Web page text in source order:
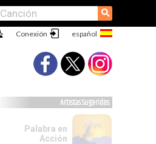
⚲
Conexión
Artistas Sugeridos
Palabra en
Acción